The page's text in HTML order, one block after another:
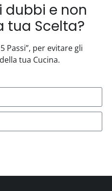
dubbi e non
tua Scelta?
Passi”, per evitare gli
tua Cucina.